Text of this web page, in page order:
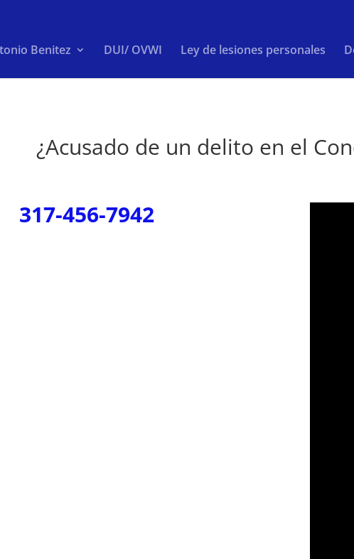
Benitez DUI/ OVWI Ley de lesiones personales
¿Acusado de un delito en el
317-456-7942